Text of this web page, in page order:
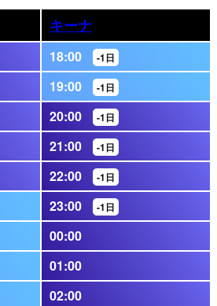
キーナ
18:00 -1日
19:00 -1日
20:00 -1日
21:00 -1日
22:00 -1日
23:00 -1日
00:00
01:00
02:00